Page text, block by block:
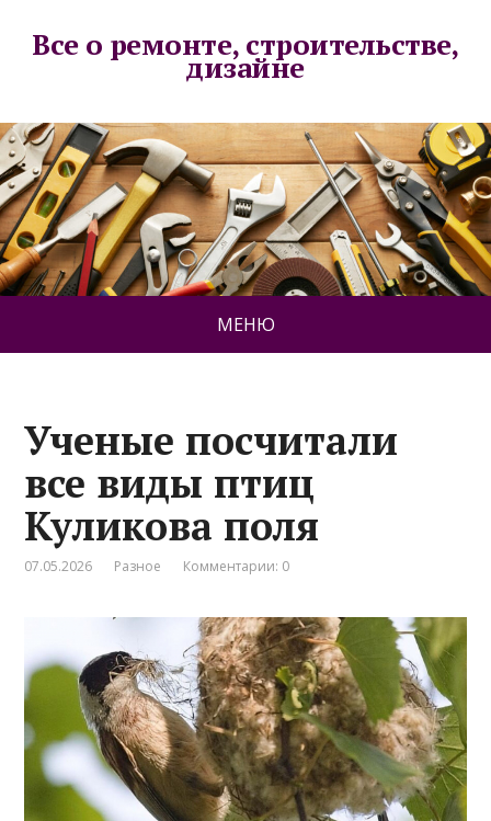
Все о ремонте, строительстве,
дизайне
МЕНЮ
Ученые посчитали
все виды птиц
Куликова поля
07.05.2026 Разное Комментарии: 0